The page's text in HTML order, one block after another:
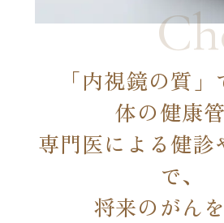
「内視鏡の質」
体の健康
専門医による健診
で、
将来のがん